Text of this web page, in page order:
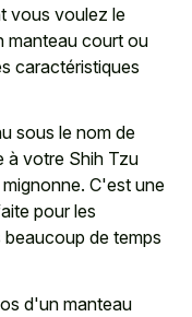
vous voulez le
manteau court ou
caractéristiques
sous le nom de
à votre Shih Tzu
C'est une
pour les
de temps
d'un manteau